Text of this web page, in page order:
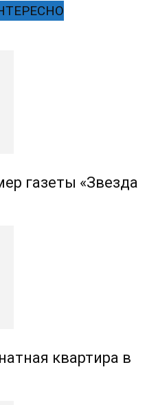
газеты «Звезда
квартира в